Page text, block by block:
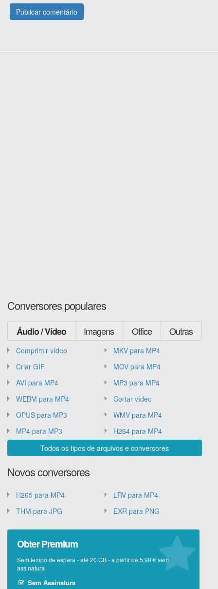
Conversores populares
Áudio / Vídeo Imagens Office Outras
Comprimir vídeo
MKV para MP4
Criar GIF
MOV para MP4
AVI para MP4
MP3 para MP4
WEBM para MP4
Cortar vídeo
OPUS para MP3
WMV para MP4
MP4 para MP3
H264 para MP4
Todos os tipos de arquivos e conversores
Novos conversores
H265 para MP4
LRV para MP4
THM para JPG
EXR para PNG
Obter Premium
Sem tempo de espera - até 20 GB - a partir de 5,99 € sem
assinatura
Sem Assinatura